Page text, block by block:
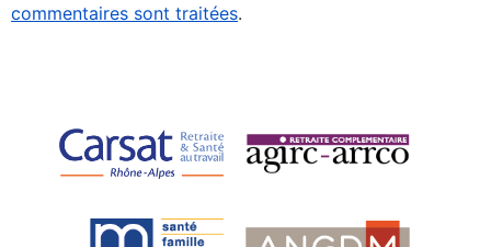
commentaires sont traitées.